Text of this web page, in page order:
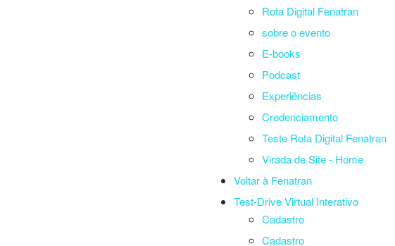
Rota Digital Fenatran
sobre o evento
E-books
Podcast
Experiências
Credenciamento
Teste Rota Digital Fenatran
Virada de Site - Home
Voltar à Fenatran
Test-Drive Virtual Interativo
Cadastro
Cadastro